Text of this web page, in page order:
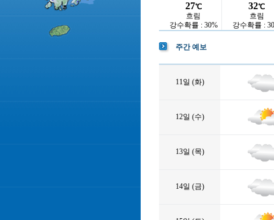
27℃
흐림
강수확률 : 30%
32℃
흐림
강수확률 :
주간 예보
11일 (화)
12일 (수)
13일 (목)
14일 (금)